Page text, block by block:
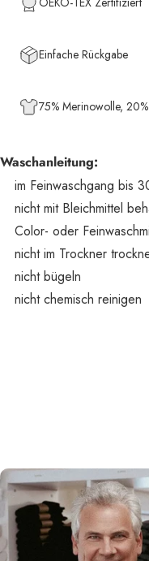
Einfache Rückgabe
75% Merinowolle,
Waschanleitung:
im Feinwaschgang bis
nicht mit Bleichmittel
Color- oder
nicht im Trockner
nicht bügeln
nicht chemisch reinigen